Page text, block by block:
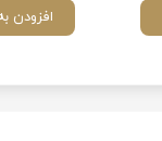
افزودن